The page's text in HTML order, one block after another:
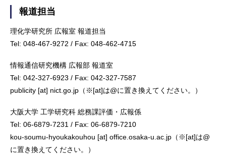
報道担当
理化学研究所 広報室 報道担当
Tel: 048-467-9272 / Fax: 048-462-4715
情報通信研究機構 広報部 報道室
Tel: 042-327-6923 / Fax: 042-327-7587
publicity [at] nict.go.jp（※[at]は@に置き換えてください。）
大阪大学 工学研究科 総務課評価・広報係
Tel: 06-6879-7231 / Fax: 06-6879-7210
kou-soumu-hyoukakouhou [at] office.osaka-u.ac.jp（※[at]は@
に置き換えてください。）